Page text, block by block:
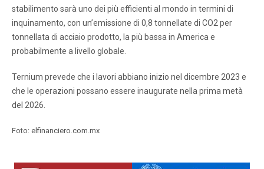
stabilimento sarà uno dei più efficienti al mondo in termini di
inquinamento, con un’emissione di 0,8 tonnellate di CO2 per
tonnellata di acciaio prodotto, la più bassa in America e
probabilmente a livello globale.
Ternium prevede che i lavori abbiano inizio nel dicembre 2023 e
che le operazioni possano essere inaugurate nella prima metà
del 2026.
Foto: elfinanciero.com.mx